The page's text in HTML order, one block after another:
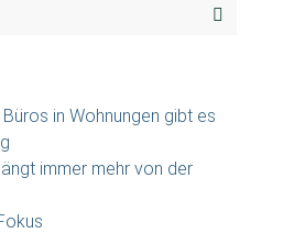
in Wohnungen gibt es
immer mehr von der